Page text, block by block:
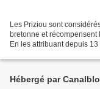
Les Priziou sont
bretonne et récompensent
En les attribuant depuis 13
Hébergé par